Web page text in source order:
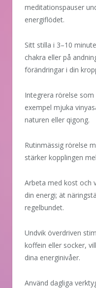
meditationspauser
energiflödet.
Sitt stilla i 3–10
chakra eller på
förändringar i din
Integrera rörelse
exempel mjuka
naturen eller qigong.
Rutinmässig rörelse
stärker kopplingen
Arbeta med kost och
din energi; ät
regelbundet.
Undvik överdriven
koffein eller socker,
dina energinivåer.
Använd dagliga